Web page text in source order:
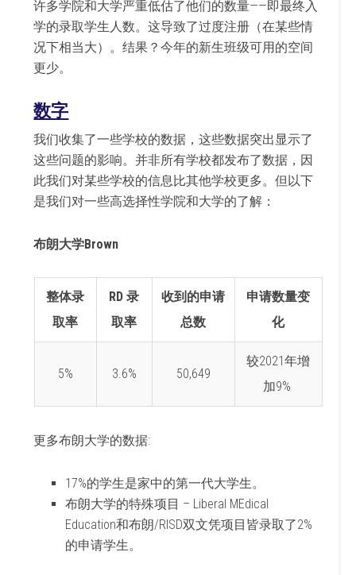
许多学院和大学严重低估了他们的数量——即最终入
学的录取学生人数。这导致了过度注册（在某些情
况下相当大）。结果？今年的新生班级可用的空间
更少。
数字
我们收集了一些学校的数据，这些数据突出显示了
这些问题的影响。并非所有学校都发布了数据，因
此我们对某些学校的信息比其他学校更多。但以下
是我们对一些高选择性学院和大学的了解：
布朗大学Brown
整体录
取率
RD 录
取率
收到的申请
总数
申请数量变
化
5% 3.6% 50,649
较2021年增
加9%
更多布朗大学的数据:
17%的学生是家中的第一代大学生。
布朗大学的特殊项目 – Liberal MEdical
Education和布朗/RISD双文凭项目皆录取了2%
的申请学生。